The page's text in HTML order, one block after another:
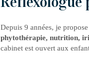
Depuis 9 années, je
phytothérapie, nutrition,
cabinet est ouvert aux